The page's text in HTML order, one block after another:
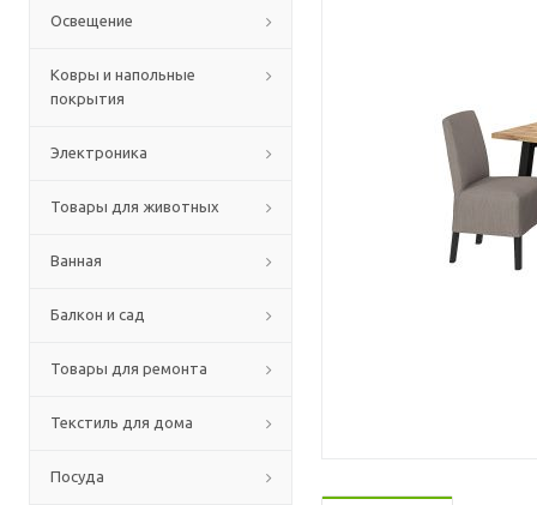
Освещение
Ковры и напольные
покрытия
Электроника
Товары для животных
Ванная
Балкон и сад
Товары для ремонта
Текстиль для дома
Посуда